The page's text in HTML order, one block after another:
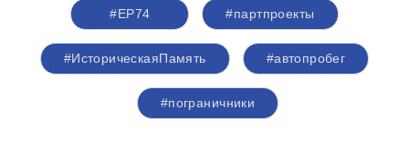
#ЕР74 #партпроекты
#ИсторическаяПамять #автопробег
#пограничники